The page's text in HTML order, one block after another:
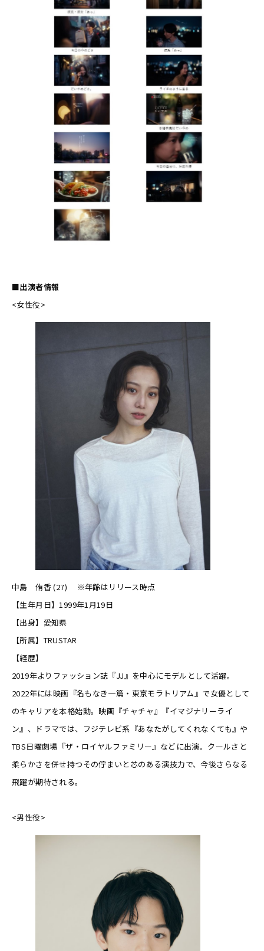
■出演者情報
<女性役>
中島 侑香 (27) ※年齢はリリース時点
【生年月日】1999年1月19日
【出身】愛知県
【所属】TRUSTAR
【経歴】
2019年よりファッション誌『JJ』を中心にモデルとして活躍。
2022年には映画『名もなき一篇・東京モラトリアム』で女優として
のキャリアを本格始動。映画『チャチャ』『イマジナリーライ
ン』、ドラマでは、フジテレビ系『あなたがしてくれなくても』や
TBS日曜劇場『ザ・ロイヤルファミリー』などに出演。クールさと
柔らかさを併せ持つその佇まいと芯のある演技力で、今後さらなる
飛躍が期待される。
<男性役>